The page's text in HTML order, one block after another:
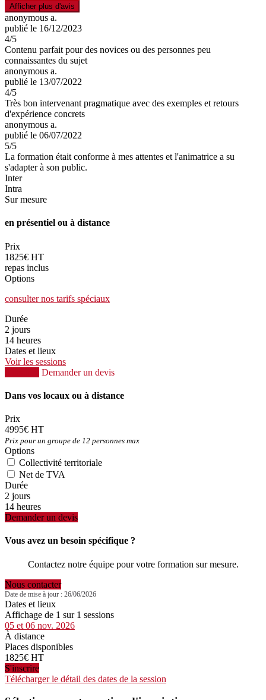
Afficher plus d'avis
anonymous a.
publié le 16/12/2023
4/5
Contenu parfait pour des novices ou des personnes peu
connaissantes du sujet
anonymous a.
publié le 13/07/2022
4/5
Très bon intervenant pragmatique avec des exemples et retours
d'expérience concrets
anonymous a.
publié le 06/07/2022
5/5
La formation était conforme à mes attentes et l'animatrice a su
s'adapter à son public.
Inter
Intra
Sur mesure
en présentiel ou à distance
Prix
1825€ HT
repas inclus
Options
consulter nos tarifs spéciaux
Durée
2 jours
14 heures
Dates et lieux
Voir les sessions
Demander un devis
Dans vos locaux ou à distance
Prix
4995€ HT
Prix pour un groupe de 12 personnes max
Options
Collectivité territoriale
Net de TVA
Durée
2 jours
14 heures
Demander un devis
Vous avez un besoin spécifique ?
Contactez notre équipe pour votre formation sur mesure.
Nous contacter
Date de mise à jour : 26/06/2026
Dates et lieux
Affichage de 1 sur 1 sessions
05 et 06 nov. 2026
À distance
Places disponibles
1825€ HT
S'inscrire
Télécharger le détail des dates de la session